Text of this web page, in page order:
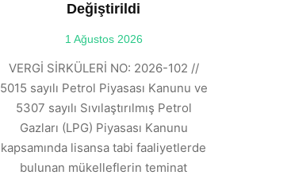
Değiştirildi
1 Ağustos 2026
VERGİ SİRKÜLERİ NO: 2026-102 //
5015 sayılı Petrol Piyasası Kanunu ve
5307 sayılı Sıvılaştırılmış Petrol
Gazları (LPG) Piyasası Kanunu
kapsamında lisansa tabi faaliyetlerde
bulunan mükelleflerin teminat